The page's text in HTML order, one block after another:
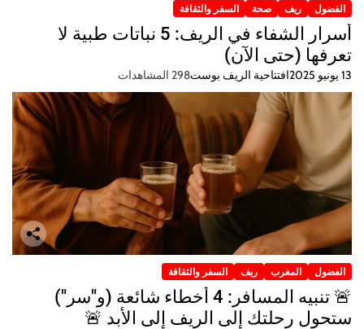
الفضول ريف صحة السفر والثقافة
أسرار الشفاء في الريف: 5 نباتات طبية لا
تعرفها (حتى الآن)
13 يونيو 2025 افتتاحية الريف بوست298 المشاهدات
الفضول المغرب ريف السفر والثقافة
🚨 تنبيه المسافر: 4 أخطاء شائعة (و"سر")
ستحول رحلتك إلى الريف إلى الأبد 🚨